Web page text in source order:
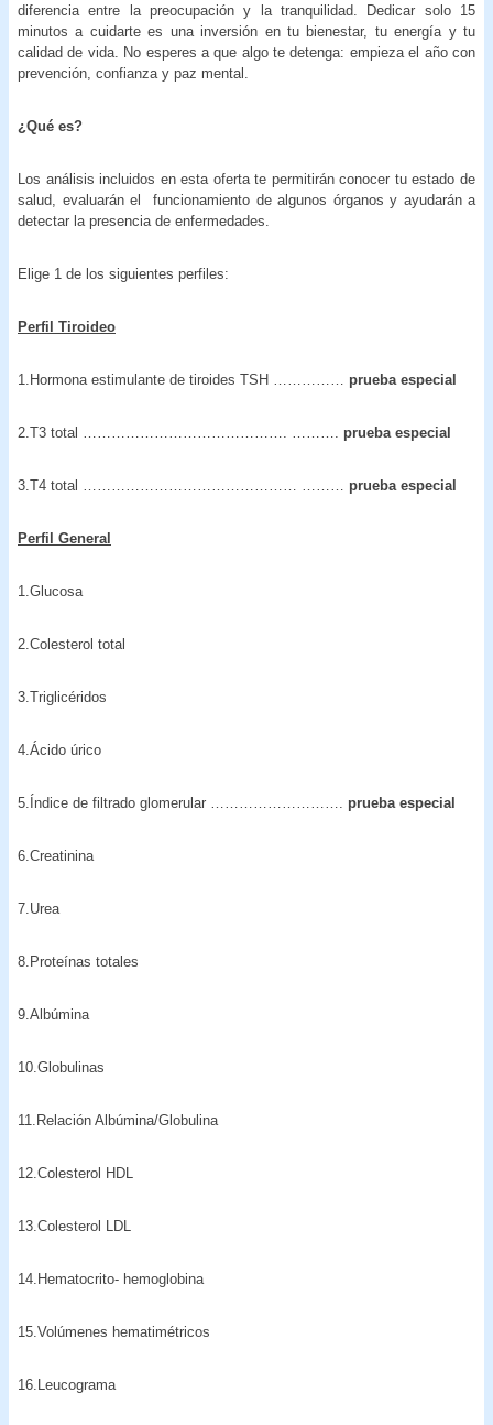
diferencia entre la preocupación y la tranquilidad. Dedicar solo 15
minutos a cuidarte es una inversión en tu bienestar, tu energía y tu
calidad de vida. No esperes a que algo te detenga: empieza el año con
prevención, confianza y paz mental.
¿Qué es?
Los análisis incluidos en esta oferta te permitirán conocer tu estado de
salud, evaluarán el funcionamiento de algunos órganos y ayudarán a
detectar la presencia de enfermedades.
Elige 1 de los siguientes perfiles:
Perfil Tiroideo
1.Hormona estimulante de tiroides TSH …………… prueba especial
2.T3 total ……………………………………. ………. prueba especial
3.T4 total ……………………………………… ……… prueba especial
Perfil General
1.Glucosa
2.Colesterol total
3.Triglicéridos
4.Ácido úrico
5.Índice de filtrado glomerular ………………………. prueba especial
6.Creatinina
7.Urea
8.Proteínas totales
9.Albúmina
10.Globulinas
11.Relación Albúmina/Globulina
12.Colesterol HDL
13.Colesterol LDL
14.Hematocrito- hemoglobina
15.Volúmenes hematimétricos
16.Leucograma